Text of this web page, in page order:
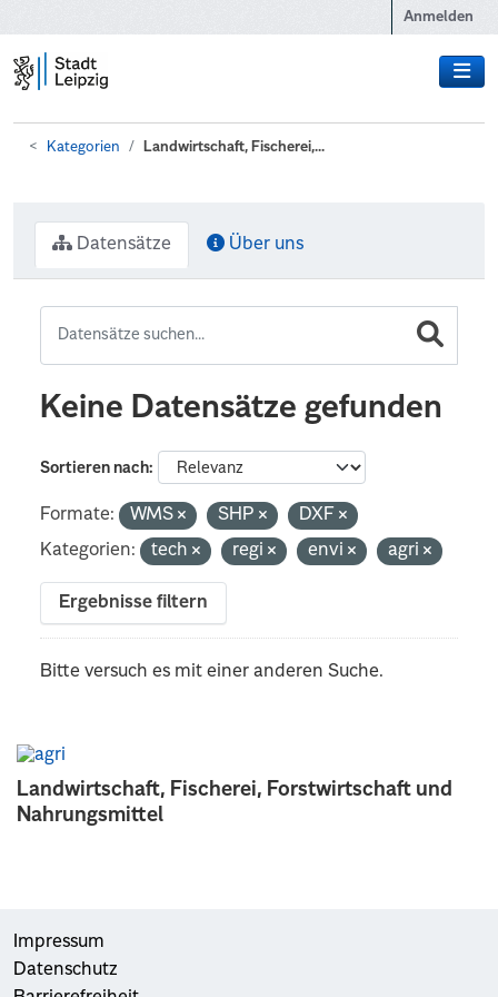
Anmelden
Kategorien Landwirtschaft, Fischerei,...
Landwirtschaft, Fischerei, Forstwirtschaft und
Nahrungsmittel
Datensätze Über uns
Keine Datensätze gefunden
Sortieren nach
Formate: WMS SHP
DXF
Kategorien:
tech regi envi agri
Ergebnisse filtern
Bitte versuch es mit einer anderen Suche.
Impressum
Datenschutz